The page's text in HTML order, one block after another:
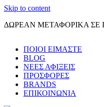
Skip to content
ΔΩΡΕΑΝ ΜΕΤΑΦΟΡΙΚΑ ΣΕ
ΠΟΙΟΙ ΕΙΜΑΣΤΕ
BLOG
ΝΕΕΣ ΑΦΙΞΕΙΣ
ΠΡΟΣΦΟΡΕΣ
BRANDS
ΕΠΙΚΟΙΝΩΝΙΑ